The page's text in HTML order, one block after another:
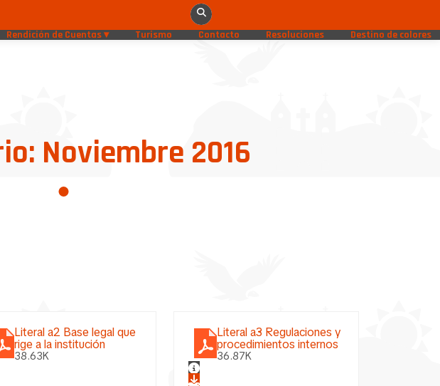
Rendición de Cuentas Turismo Contacto Resoluciones Destino de colores
Noviembre 2016
Literal a2 Base legal que
rige a la institución
38.63K
Literal a3 Regulaciones y
procedimientos internos
36.87K